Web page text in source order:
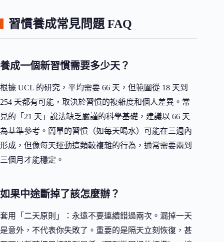
習慣養成常見問題 FAQ
養成一個新習慣需要多少天？
根據 UCL 的研究，平均需要 66 天，但範圍從 18 天到
254 天都有可能，取決於習慣的複雜度和個人差異。常
見的「21 天」說法缺乏嚴謹的科學基礎，建議以 66 天
為基準參考。簡單的習慣（如每天喝水）可能在三週內
形成，但像每天運動這類較複雜的行為，通常需要兩到
三個月才能穩定。
如果中途斷掉了該怎麼辦？
套用「二天原則」：永遠不要連續錯過兩次。漏掉一天
是意外，不代表你失敗了。重要的是隔天立刻恢復，甚